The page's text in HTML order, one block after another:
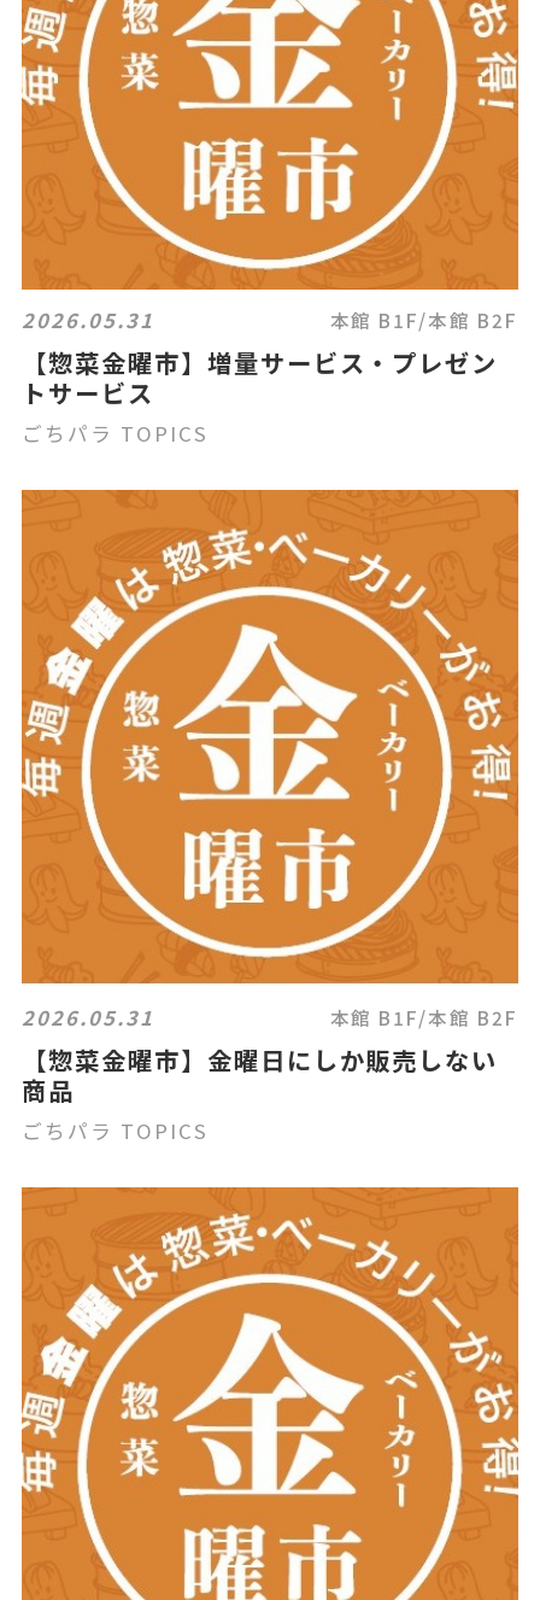
2026.05.31 本館 B1F/本館 B2F
【惣菜金曜市】増量サービス・プレゼン
トサービス
ごちパラ TOPICS
2026.05.31 本館 B1F/本館 B2F
【惣菜金曜市】金曜日にしか販売しない
商品
ごちパラ TOPICS